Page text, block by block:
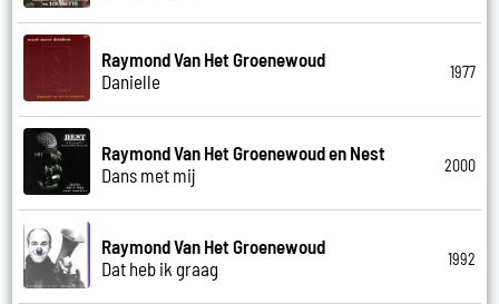
Raymond Van Het Groenewoud
Danielle
1977
Raymond Van Het Groenewoud en Nest
Dans met mij
2000
Raymond Van Het Groenewoud
Dat heb ik graag
1992